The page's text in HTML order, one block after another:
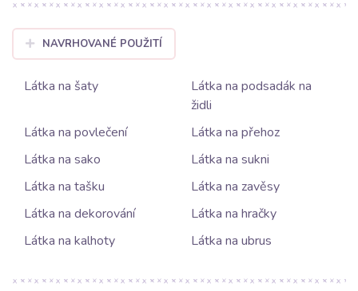
NAVRHOVANÉ POUŽITÍ
Látka na šaty
Látka na podsadák na
židli
Látka na povlečení
Látka na přehoz
Látka na sako
Látka na sukni
Látka na tašku
Látka na zavěsy
Látka na dekorování
Látka na hračky
Látka na kalhoty
Látka na ubrus